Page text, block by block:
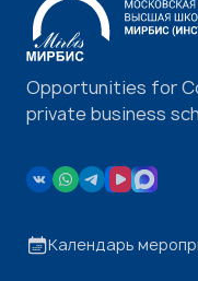
Opportunities for
private business
Календарь